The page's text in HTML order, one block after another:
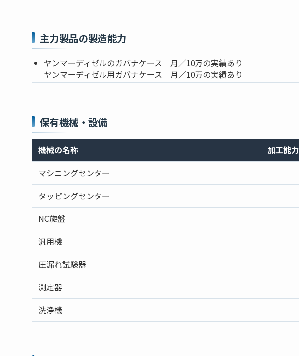
主力製品の製造能力
ヤンマーディゼルのガバナケース 月／10万の実績あり
ヤンマーディゼル用ガバナケース 月／10万の実績あり
保有機械・設備
機械の名称 加工能力
マシニングセンター
タッピングセンター
NC旋盤
汎用機
圧漏れ試験器
測定器
洗浄機